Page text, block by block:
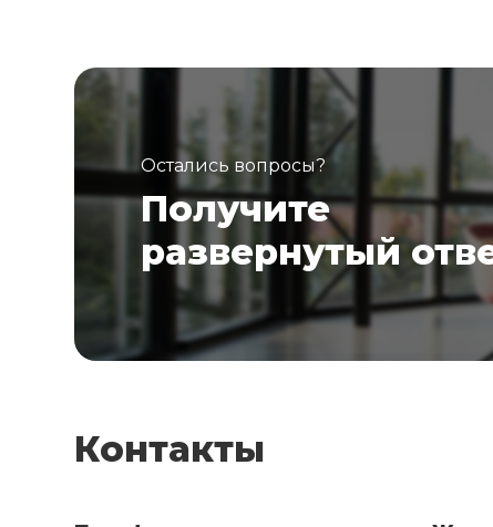
Остались вопросы?
Получите
развернутый
Контакты